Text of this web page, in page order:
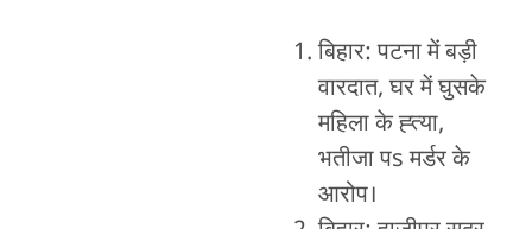
बिहार: पटना में बड़ी
वारदात, घर में घुसके
महिला के ह्त्या,
भतीजा पs मर्डर के
आरोप।